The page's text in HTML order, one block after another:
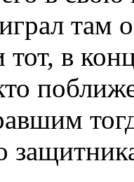
там
в